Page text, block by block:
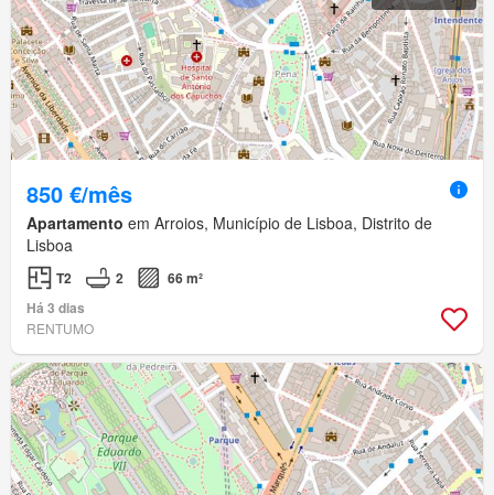
850 €/mês
Apartamento em Arroios, Município de Lisboa, Distrito de
Lisboa
T2 2
66 m²
Há 3 dias
RENTUMO